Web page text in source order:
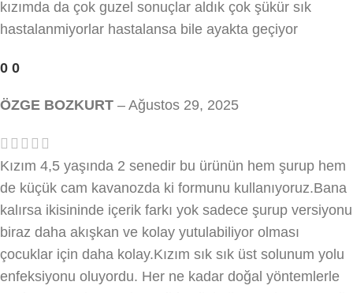
kızımda da çok guzel sonuçlar aldık çok şükür sık
hastalanmiyorlar hastalansa bile ayakta geçiyor
0 0
ÖZGE BOZKURT – Ağustos 29, 2025
Kızım 4,5 yaşında 2 senedir bu ürünün hem şurup hem
de küçük cam kavanozda ki formunu kullanıyoruz.Bana
kalırsa ikisininde içerik farkı yok sadece şurup versiyonu
biraz daha akışkan ve kolay yutulabiliyor olması
çocuklar için daha kolay.Kızım sık sık üst solunum yolu
enfeksiyonu oluyordu. Her ne kadar doğal yöntemlerle